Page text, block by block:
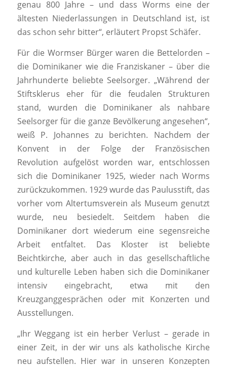
genau 800 Jahre – und dass Worms eine der
ältesten Niederlassungen in Deutschland ist, ist
das schon sehr bitter“, erläutert Propst Schäfer.
Für die Wormser Bürger waren die Bettelorden –
die Dominikaner wie die Franziskaner – über die
Jahrhunderte beliebte Seelsorger. „Während der
Stiftsklerus eher für die feudalen Strukturen
stand, wurden die Dominikaner als nahbare
Seelsorger für die ganze Bevölkerung angesehen“,
weiß P. Johannes zu berichten. Nachdem der
Konvent in der Folge der Französischen
Revolution aufgelöst worden war, entschlossen
sich die Dominikaner 1925, wieder nach Worms
zurückzukommen. 1929 wurde das Paulusstift, das
vorher vom Altertumsverein als Museum genutzt
wurde, neu besiedelt. Seitdem haben die
Dominikaner dort wiederum eine segensreiche
Arbeit entfaltet. Das Kloster ist beliebte
Beichtkirche, aber auch in das gesellschaftliche
und kulturelle Leben haben sich die Dominikaner
intensiv eingebracht, etwa mit den
Kreuzganggesprächen oder mit Konzerten und
Ausstellungen.
„Ihr Weggang ist ein herber Verlust – gerade in
einer Zeit, in der wir uns als katholische Kirche
neu aufstellen. Hier war in unseren Konzepten